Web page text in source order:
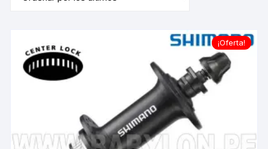
¡Oferta!